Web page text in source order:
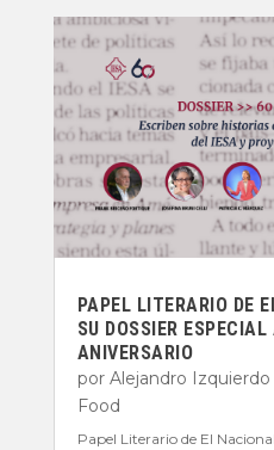
PAPEL LITERARIO DE
SU DOSSIER
ANIVERSARIO
por Alejandro Izquierdo
Food
Papel Literario de El